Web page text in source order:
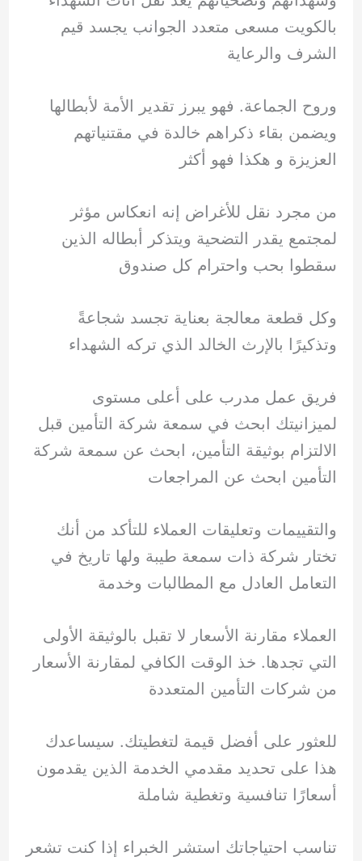
بالكويت مسعى متعدد الجوانب يجسد قيم
الشرف والرعاية
وروح الجماعة. فهو يبرز تقدير الأمة لأبطالها
ويضمن بقاء ذكراهم خالدة في مقتنياتهم
العزيزة و هكذا فهو أكثر
من مجرد نقل للأغراض إنه انعكاس مؤثر
لمجتمع يقدر التضحية ويتذكر أبطاله الذين
سقطوا بحب واحترام كل صندوق
وكل قطعة معالجة بعناية تجسد شجاعةً
وتذكيرًا بالإرث الخالد الذي تركه الشهداء
فريق عمل مدرب على أعلى مستوى
لميزانيتك ابحث في سمعة شركة التأمين قبل
الالتزام بوثيقة التأمين، ابحث عن سمعة شركة
التأمين ابحث عن المراجعات
والتقييمات وتعليقات العملاء للتأكد من أنك
تختار شركة ذات سمعة طيبة ولها تاريخ في
التعامل العادل مع المطالبات وخدمة
العملاء مقارنة الأسعار لا تقبل بالوثيقة الأولى
التي تجدها. خذ الوقت الكافي لمقارنة الأسعار
من شركات التأمين المتعددة
للعثور على أفضل قيمة لتغطيتك. سيساعدك
هذا على تحديد مقدمي الخدمة الذين يقدمون
أسعارًا تنافسية وتغطية شاملة
تناسب احتياجاتك استشر الخبراء إذا كنت تشعر